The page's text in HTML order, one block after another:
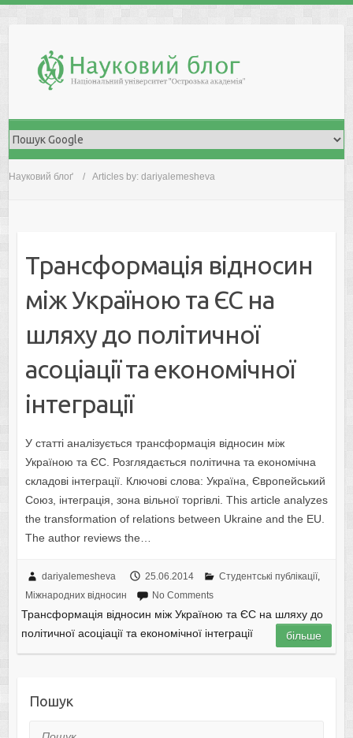
Науковий блоґ Articles by: dariyalemesheva
Трансформація відносин
між Україною та ЄС на
шляху до політичної
асоціації та економічної
інтеграції
У статті аналізується трансформація відносин між
Україною та ЄС. Розглядається політична та економічна
складові інтеграції. Ключові слова: Україна, Європейський
Союз, інтеграція, зона вільної торгівлі. This article analyzes
the transformation of relations between Ukraine and the EU.
The author reviews the…
dariyalemesheva 25.06.2014 Студентські публікації,
Міжнародних відносин
No Comments
Трансформація відносин між Україною та ЄС на шляху до
політичної асоціації та економічної інтеграції
більше
Пошук
Пошук